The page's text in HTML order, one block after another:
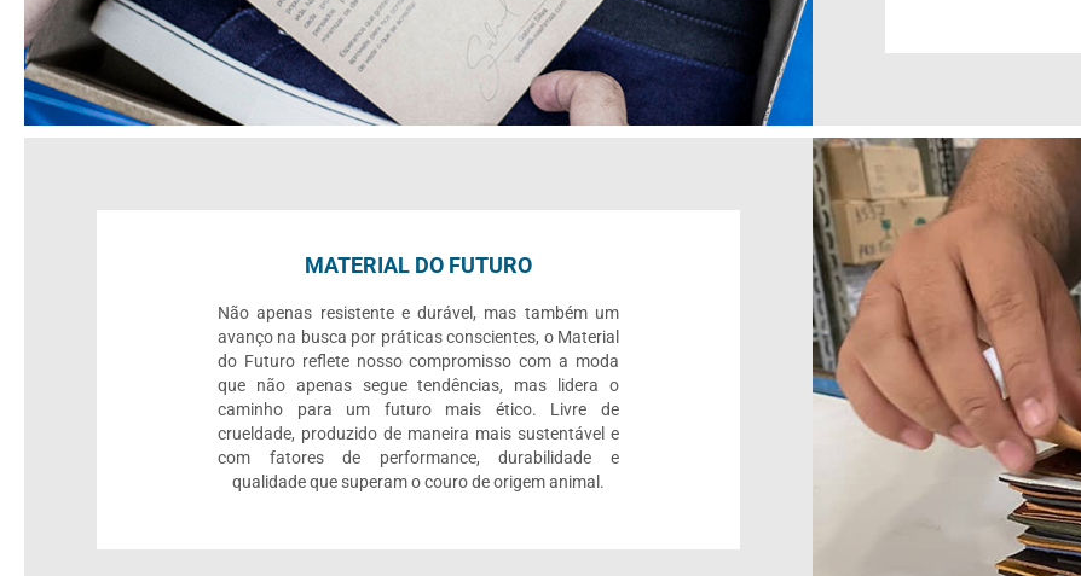
MATERIAL DO FUTURO
Não apenas resistente e durável, mas também um
avanço na busca por práticas conscientes, o Material
do Futuro reflete nosso compromisso com a moda
que não apenas segue tendências, mas lidera o
caminho para um futuro mais ético. Livre de
crueldade, produzido de maneira mais sustentável e
com fatores de performance, durabilidade e
qualidade que superam o couro de origem animal.